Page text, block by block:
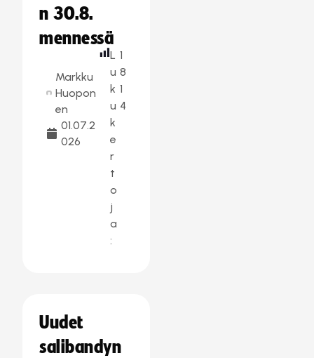
n 30.8.
mennessä
Markku
Huopon
en
01.07.2
026
L
u
k
u
k
e
r
t
o
j
a
:
1
8
1
4
Uudet
salibandyn